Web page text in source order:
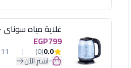
EGP799
0.0
(0) 11 تم البيع
اشترِ الآن